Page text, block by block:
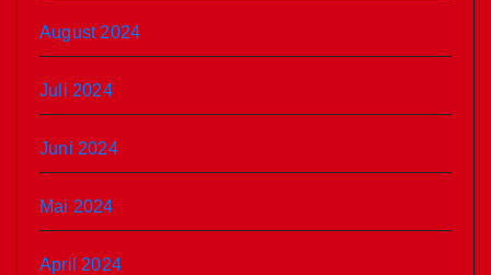
August 2024
Juli 2024
Juni 2024
Mai 2024
April 2024